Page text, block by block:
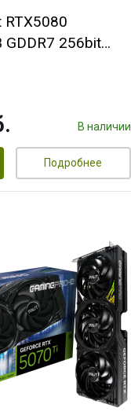
RTX5080
GDDR7 256bit
В наличии
Подробнее